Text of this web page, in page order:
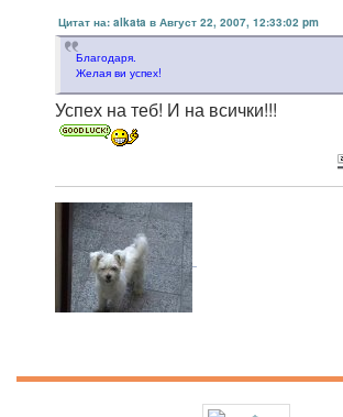
Цитат на: alkata в Август 22, 2007, 12:33:02 pm
Благодаря.
Желая ви успех!
Успех на теб! И на всички!!!